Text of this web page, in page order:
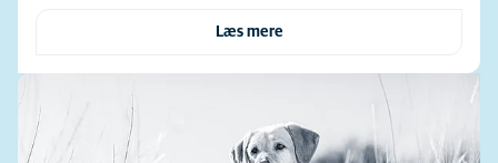
Læs mere